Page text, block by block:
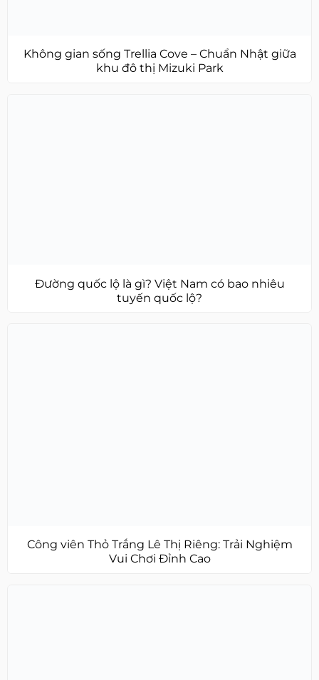
Không gian sống Trellia Cove – Chuẩn Nhật giữa
khu đô thị Mizuki Park
Đường quốc lộ là gì? Việt Nam có bao nhiêu
tuyến quốc lộ?
Công viên Thỏ Trắng Lê Thị Riêng: Trải Nghiệm
Vui Chơi Đỉnh Cao